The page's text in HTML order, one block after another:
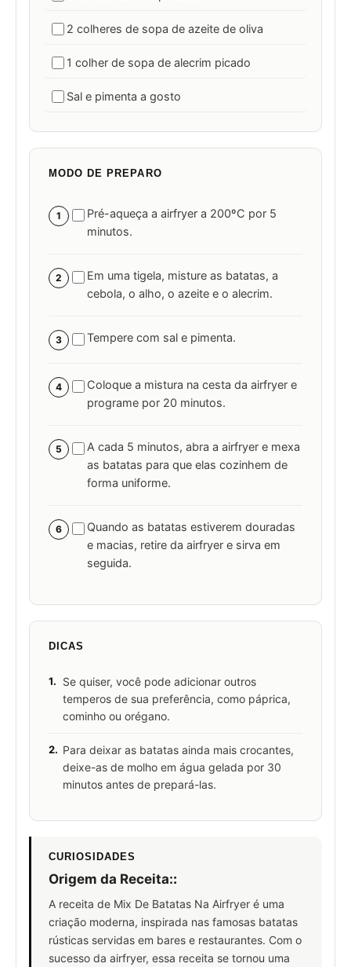
2 colheres de sopa de azeite de oliva
1 colher de sopa de alecrim picado
Sal e pimenta a gosto
MODO DE PREPARO
1
Pré-aqueça a airfryer a 200ºC por 5
minutos.
2
Em uma tigela, misture as batatas, a
cebola, o alho, o azeite e o alecrim.
3 Tempere com sal e pimenta.
4
Coloque a mistura na cesta da airfryer e
programe por 20 minutos.
5
A cada 5 minutos, abra a airfryer e mexa
as batatas para que elas cozinhem de
forma uniforme.
6
Quando as batatas estiverem douradas
e macias, retire da airfryer e sirva em
seguida.
DICAS
1.
Se quiser, você pode adicionar outros
temperos de sua preferência, como páprica,
cominho ou orégano.
2. Para deixar as batatas ainda mais crocantes,
deixe-as de molho em água gelada por 30
minutos antes de prepará-las.
CURIOSIDADES
Origem da Receita::
A receita de Mix De Batatas Na Airfryer é uma
criação moderna, inspirada nas famosas batatas
rústicas servidas em bares e restaurantes. Com o
sucesso da airfryer, essa receita se tornou uma